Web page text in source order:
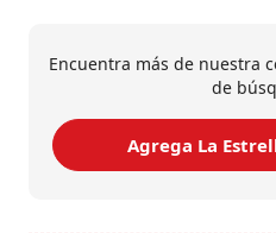
Encuentra más de nuestra
de
Agrega La